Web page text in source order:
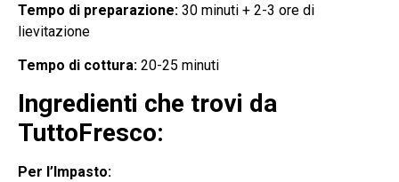
Tempo di preparazione: 30 minuti + 2-3 ore di
lievitazione
Tempo di cottura: 20-25 minuti
Ingredienti che trovi da
TuttoFresco:
Per l’Impasto: